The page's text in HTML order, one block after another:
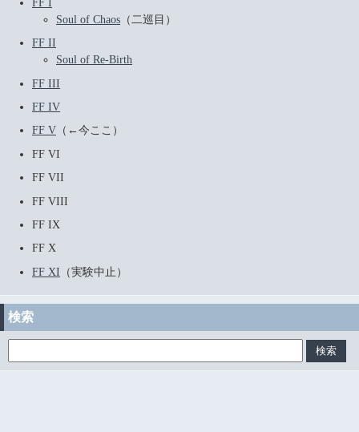
FF I
Soul of Chaos （二巡目）
FF II
Soul of Re-Birth
FF III
FF IV
FF V （←今ここ）
FF VI
FF VII
FF VIII
FF IX
FF X
FF XI （実験中止）
検索